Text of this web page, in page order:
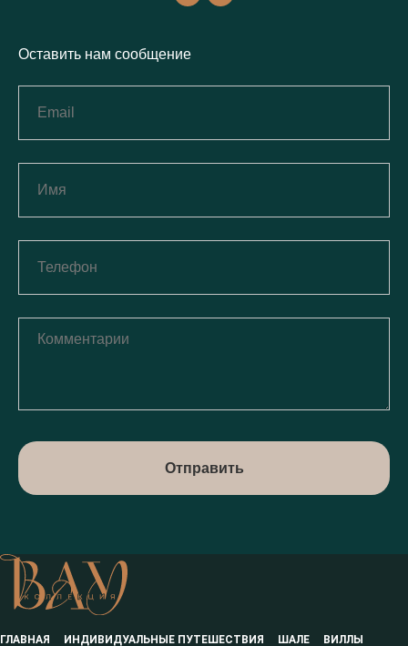
Оставить нам сообщение
Отправить
ГЛАВНАЯ ИНДИВИДУАЛЬНЫЕ ПУТЕШЕСТВИЯ ШАЛЕ ВИЛЛЫ